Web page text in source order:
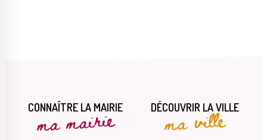
CONNAÎTRE LA MAIRIE
ma mairie DÉCOUVRIR LA VILLE
ma ville